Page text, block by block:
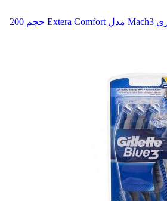
ژل اصلاح ژیلت سری Mach3 مدل Extera Comfort حجم 200